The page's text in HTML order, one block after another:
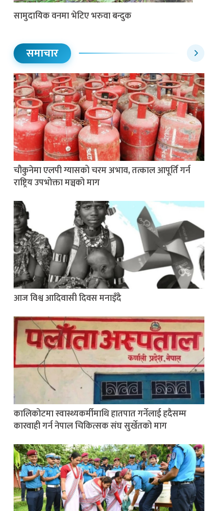
सामुदायिक वनमा भेटिए भरुवा बन्दुक
समाचार
चौकुनेमा एलपी ग्यासको चरम अभाव, तत्काल आपूर्ति गर्न
राष्ट्रिय उपभोक्ता मञ्चको माग
आज विश्व आदिवासी दिवस मनाइँदै
कालिकोटमा स्वास्थ्यकर्मीमाथि हातपात गर्नेलाई हदैसम्म
कारवाही गर्न नेपाल चिकित्सक संघ सुर्खेतको माग